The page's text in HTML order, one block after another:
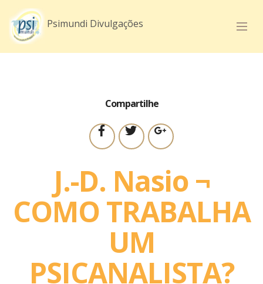
mobirise.com
Psimundi Divulgações
Psimundi.com.br
Compartilhe
J.-D. Nasio ¬
COMO TRABALHA
UM
PSICANALISTA?